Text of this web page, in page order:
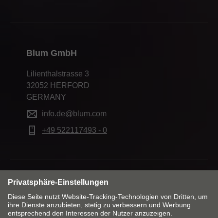
Blum GmbH
Lilienthalstrasse 3
32052 HERFORD
GERMANY
info.de@blum.com
+49 522117493 - 0
Markt & Sprache ändern
Kontakt Impressum